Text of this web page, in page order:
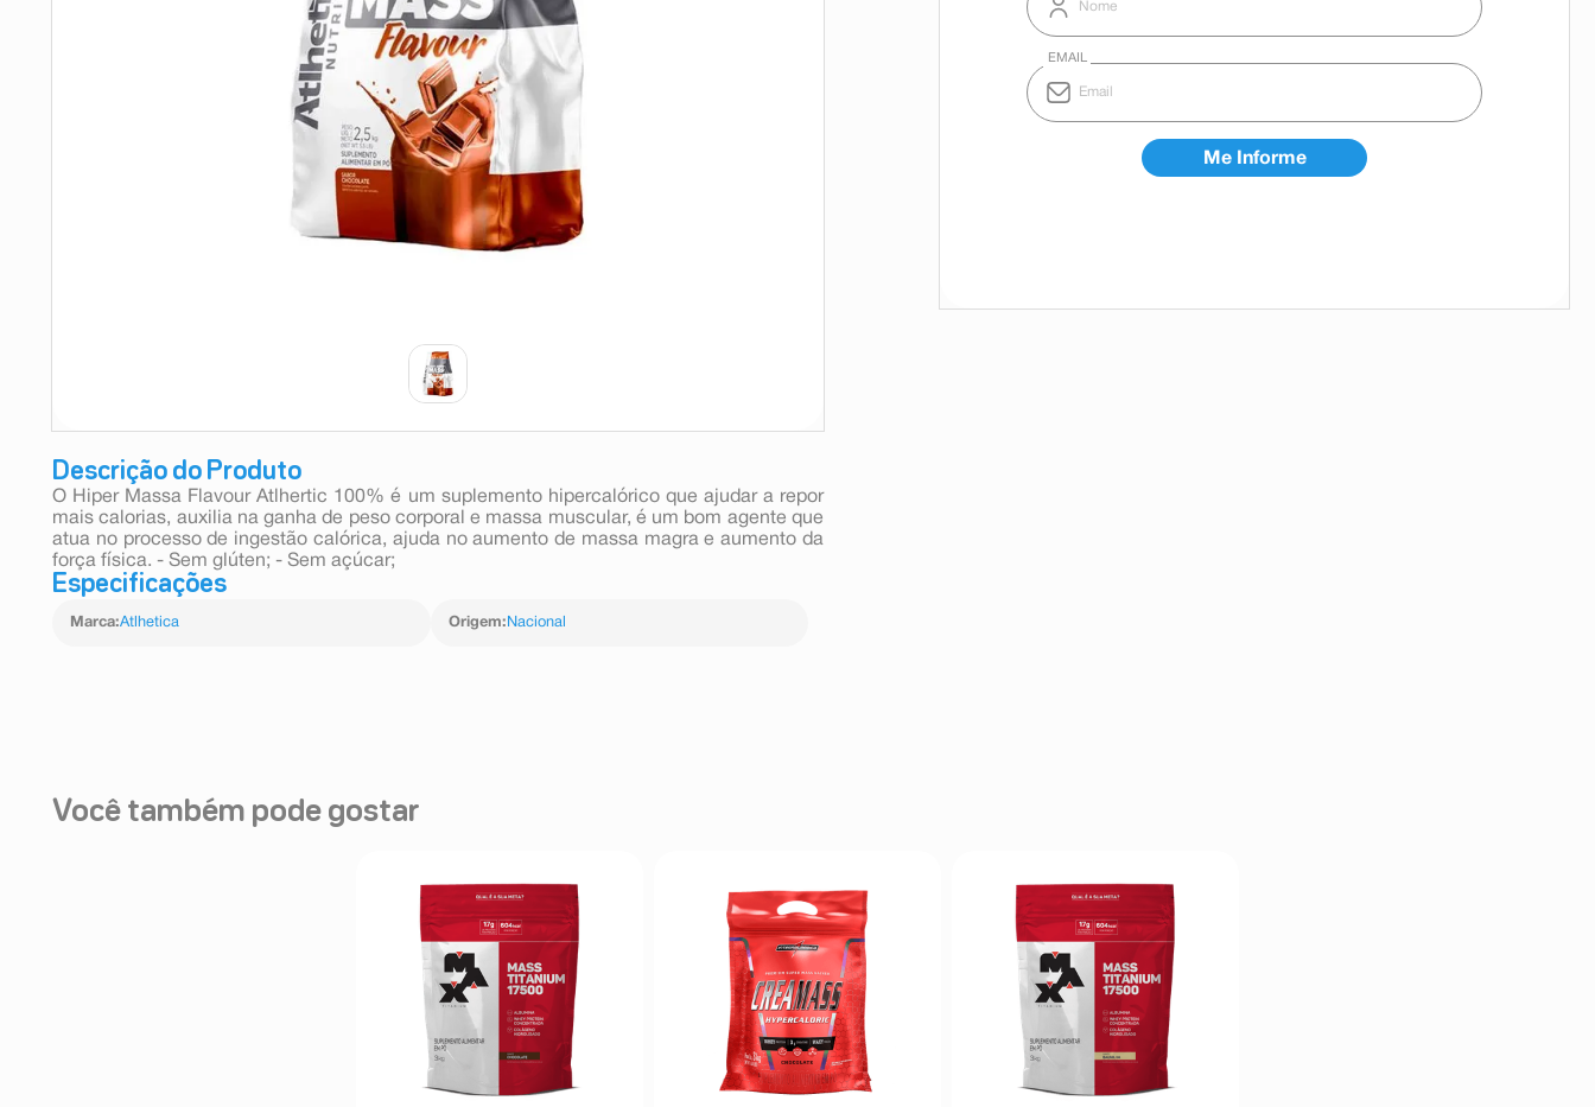
Descrição do Produto
O Hiper Massa Flavour Atlhertic 100% é um suplemento hipercalórico que ajudar a repor
mais calorias, auxilia na ganha de peso corporal e massa muscular, é um bom agente que
atua no processo de ingestão calórica, ajuda no aumento de massa magra e aumento da
força física. - Sem glúten; - Sem açúcar;
Especificações
Marca:Atlhetica Origem: Nacional
Você também pode gostar
9º absorvente
10ºshampoo